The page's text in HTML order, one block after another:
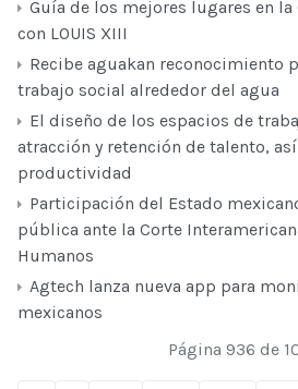
Guía de los mejores lugares en
con LOUIS XIII
Recibe aguakan reconocimiento
trabajo social alrededor del agua
El diseño de los espacios de
atracción y retención de talento,
productividad
Participación del Estado
pública ante la Corte
Humanos
Agtech lanza nueva app para
mexicanos
Página 936 de